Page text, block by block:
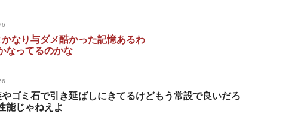
なり与ダメ酷かった記憶あるわ
なってるのかな
ゴミ石で引き延ばしにきてるけどもう常設で良いだろ
能じゃねえよ